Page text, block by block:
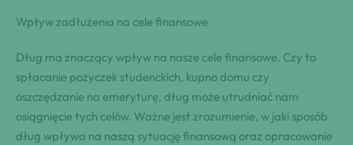
Wpływ zadłużenia na cele finansowe
Dług ma znaczący wpływ na nasze cele finansowe. Czy to
spłacanie pożyczek studenckich, kupno domu czy
oszczędzanie na emeryturę, dług może utrudniać nam
osiągnięcie tych celów. Ważne jest zrozumienie, w jaki sposób
dług wpływa na naszą sytuację finansową oraz opracowanie